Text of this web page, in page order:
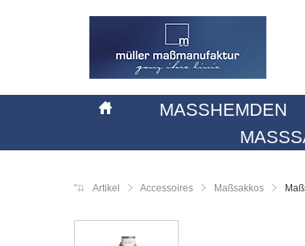
MASSHEMDEN
Artikel Accessoires Maßsakkos